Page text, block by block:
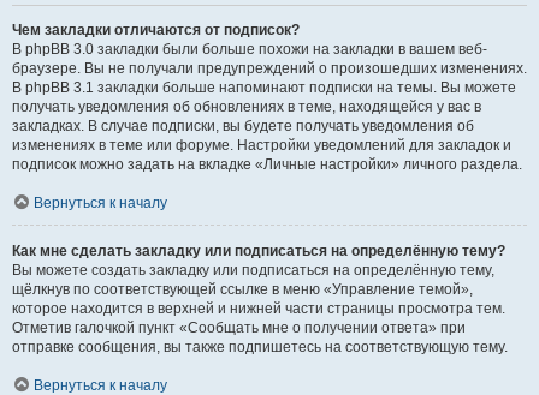
Чем закладки отличаются от подписок?
В phpBB 3.0 закладки были больше похожи на закладки в вашем веб-
браузере. Вы не получали предупреждений о произошедших изменениях.
В phpBB 3.1 закладки больше напоминают подписки на темы. Вы можете
получать уведомления об обновлениях в теме, находящейся у вас в
закладках. В случае подписки, вы будете получать уведомления об
изменениях в теме или форуме. Настройки уведомлений для закладок и
подписок можно задать на вкладке «Личные настройки» личного раздела.
Вернуться к началу
Как мне сделать закладку или подписаться на определённую тему?
Вы можете создать закладку или подписаться на определённую тему,
щёлкнув по соответствующей ссылке в меню «Управление темой»,
которое находится в верхней и нижней части страницы просмотра тем.
Отметив галочкой пункт «Сообщать мне о получении ответа» при
отправке сообщения, вы также подпишетесь на соответствующую тему.
Вернуться к началу